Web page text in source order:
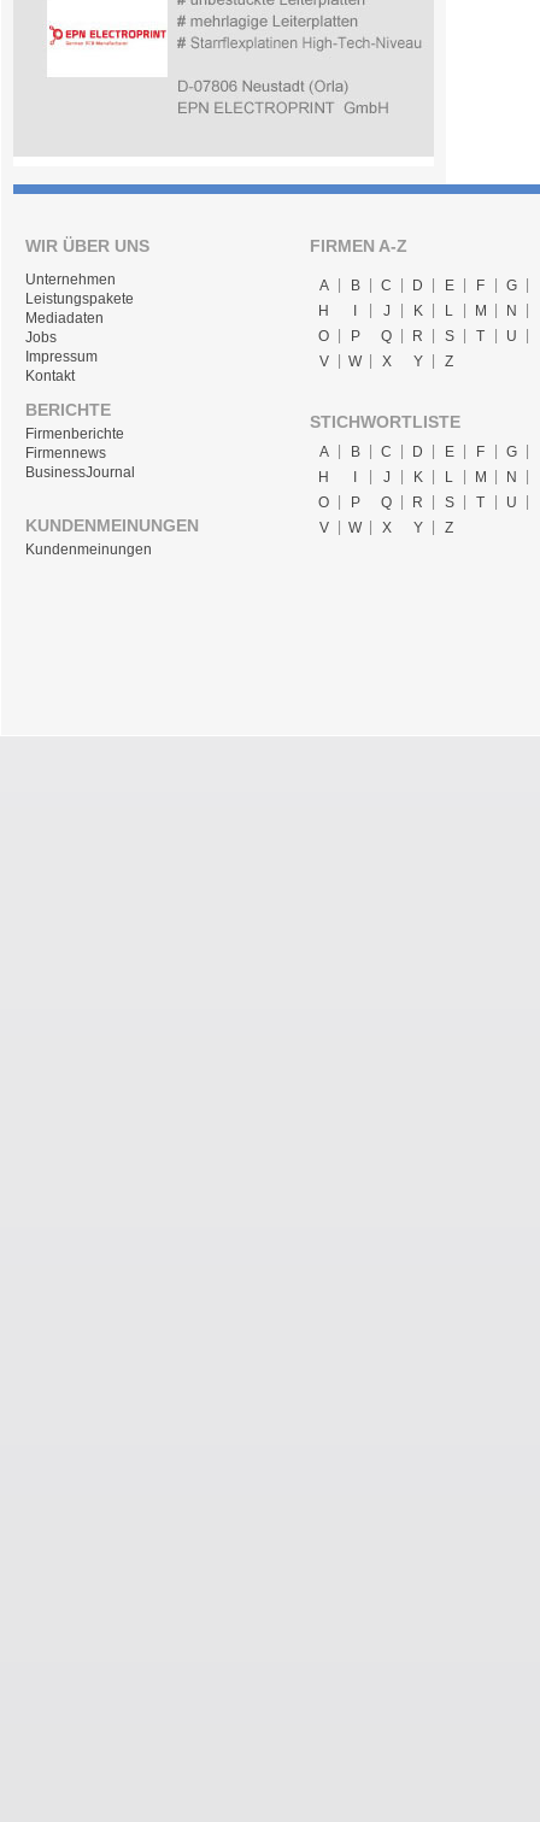
WIR ÜBER UNS
Unternehmen
Leistungspakete
Mediadaten
Jobs
Impressum
Kontakt
BERICHTE
Firmenberichte
Firmennews
BusinessJournal
KUNDENMEINUNGEN
Kundenmeinungen
FIRMEN A-Z
A B C D E F
G
H
J K L M
N
O
P Q R S T
U
V
W X Y Z
STICHWORTLISTE
A B C D E F
G
H
J K L M
N
O
P Q R S T
U
V
W X Y Z